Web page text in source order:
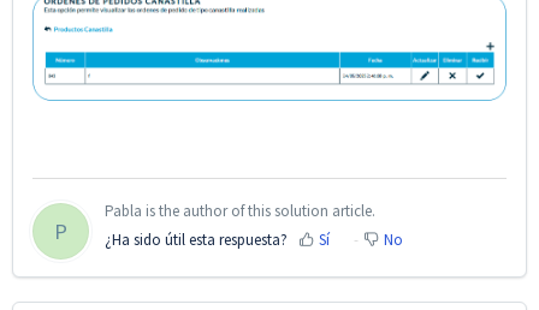
P
Pabla is the author of this solution article.
¿Ha sido útil esta respuesta?
Sí No